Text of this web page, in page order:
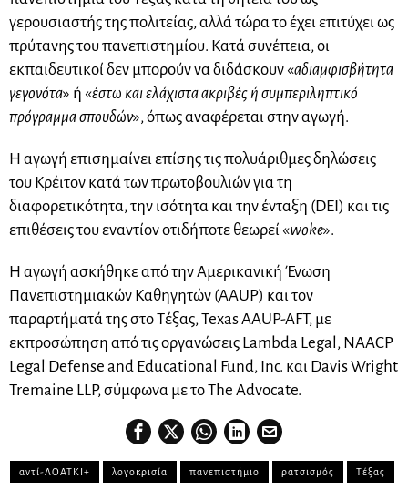
γερουσιαστής της πολιτείας, αλλά τώρα το έχει επιτύχει ως
πρύτανης του πανεπιστημίου. Κατά συνέπεια, οι
εκπαιδευτικοί δεν μπορούν να διδάσκουν «αδιαμφισβήτητα
γεγονότα» ή «έστω και ελάχιστα ακριβές ή συμπεριληπτικό
πρόγραμμα σπουδών», όπως αναφέρεται στην αγωγή.
Η αγωγή επισημαίνει επίσης τις πολυάριθμες δηλώσεις
του Κρέιτον κατά των πρωτοβουλιών για τη
διαφορετικότητα, την ισότητα και την ένταξη (DEI) και τις
επιθέσεις του εναντίον οτιδήποτε θεωρεί «woke».
Η αγωγή ασκήθηκε από την Αμερικανική Ένωση
Πανεπιστημιακών Καθηγητών (AAUP) και τον
παραρτήματά της στο Τέξας, Texas AAUP-AFT, με
εκπροσώπηση από τις οργανώσεις Lambda Legal, NAACP
Legal Defense and Educational Fund, Inc. και Davis Wright
Tremaine LLP, σύμφωνα με το The Advocate.
αντί-ΛΟΑΤΚΙ+ λογοκρισία πανεπιστήμιο ρατσισμός Τέξας